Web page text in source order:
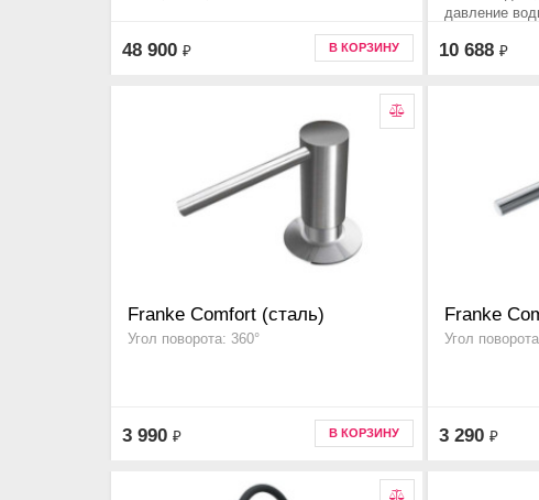
48 900 ₽ В КОРЗИНУ
давление
10 688 ₽
Franke Comfort (сталь)
Угол поворота: 360°
3 990 ₽ В КОРЗИНУ
Franke
Угол
3 290 ₽